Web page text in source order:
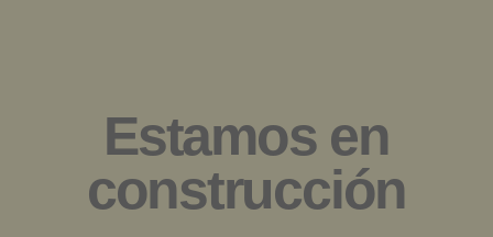
Estamos en
construcción